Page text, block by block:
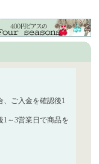
、ご入金を確認後1
～3営業日で商品を